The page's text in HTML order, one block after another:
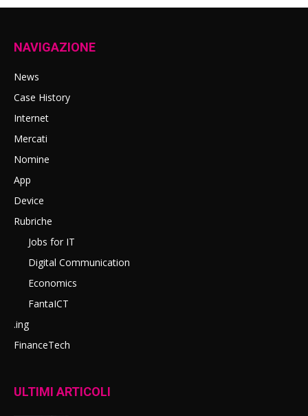
NAVIGAZIONE
News
Case History
Internet
Mercati
Nomine
App
Device
Rubriche
Jobs for IT
Digital Communication
Economics
FantaICT
.ing
FinanceTech
ULTIMI ARTICOLI